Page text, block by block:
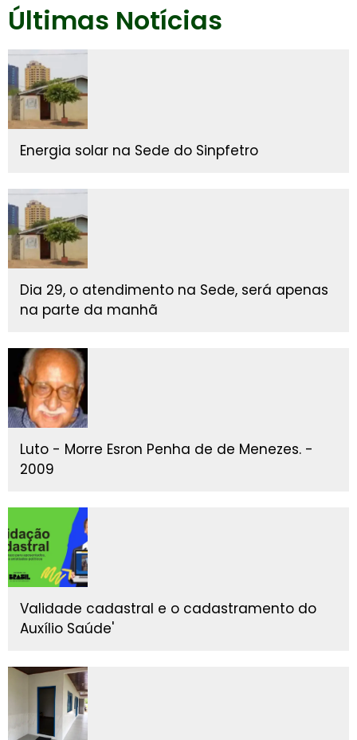
Últimas Notícias
Energia solar na Sede do Sinpfetro
Dia 29, o atendimento na Sede, será apenas
na parte da manhã
Luto - Morre Esron Penha de de Menezes. -
2009
Validade cadastral e o cadastramento do
Auxílio Saúde'